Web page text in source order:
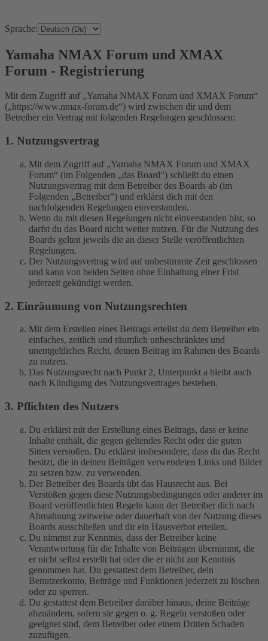
Sprache:
Yamaha NMAX Forum und XMAX
Forum - Registrierung
Mit dem Zugriff auf „Yamaha NMAX Forum und XMAX Forum“
(„https://www.nmax-forum.de“) wird zwischen dir und dem
Betreiber ein Vertrag mit folgenden Regelungen geschlossen:
1. Nutzungsvertrag
Mit dem Zugriff auf „Yamaha NMAX Forum und XMAX
Forum“ (im Folgenden „das Board“) schließt du einen
Nutzungsvertrag mit dem Betreiber des Boards ab (im
Folgenden „Betreiber“) und erklärst dich mit den
nachfolgenden Regelungen einverstanden.
Wenn du mit diesen Regelungen nicht einverstanden bist, so
darfst du das Board nicht weiter nutzen. Für die Nutzung des
Boards gelten jeweils die an dieser Stelle veröffentlichten
Regelungen.
Der Nutzungsvertrag wird auf unbestimmte Zeit geschlossen
und kann von beiden Seiten ohne Einhaltung einer Frist
jederzeit gekündigt werden.
2. Einräumung von Nutzungsrechten
Mit dem Erstellen eines Beitrags erteilst du dem Betreiber ein
einfaches, zeitlich und räumlich unbeschränktes und
unentgeltliches Recht, deinen Beitrag im Rahmen des Boards
zu nutzen.
Das Nutzungsrecht nach Punkt 2, Unterpunkt a bleibt auch
nach Kündigung des Nutzungsvertrages bestehen.
3. Pflichten des Nutzers
Du erklärst mit der Erstellung eines Beitrags, dass er keine
Inhalte enthält, die gegen geltendes Recht oder die guten
Sitten verstoßen. Du erklärst insbesondere, dass du das Recht
besitzt, die in deinen Beiträgen verwendeten Links und Bilder
zu setzen bzw. zu verwenden.
Der Betreiber des Boards übt das Hausrecht aus. Bei
Verstößen gegen diese Nutzungsbedingungen oder anderer im
Board veröffentlichten Regeln kann der Betreiber dich nach
Abmahnung zeitweise oder dauerhaft von der Nutzung dieses
Boards ausschließen und dir ein Hausverbot erteilen.
Du nimmst zur Kenntnis, dass der Betreiber keine
Verantwortung für die Inhalte von Beiträgen übernimmt, die
er nicht selbst erstellt hat oder die er nicht zur Kenntnis
genommen hat. Du gestattest dem Betreiber, dein
Benutzerkonto, Beiträge und Funktionen jederzeit zu löschen
oder zu sperren.
Du gestattest dem Betreiber darüber hinaus, deine Beiträge
abzuändern, sofern sie gegen o. g. Regeln verstoßen oder
geeignet sind, dem Betreiber oder einem Dritten Schaden
zuzufügen.